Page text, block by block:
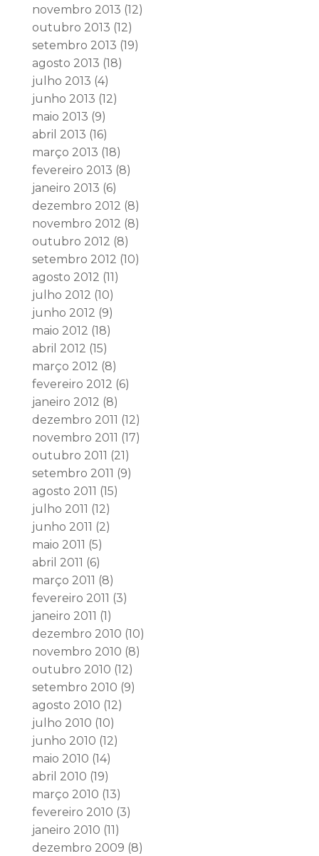
novembro 2013 (12)
outubro 2013 (12)
setembro 2013 (19)
agosto 2013 (18)
julho 2013 (4)
junho 2013 (12)
maio 2013 (9)
abril 2013 (16)
março 2013 (18)
fevereiro 2013 (8)
janeiro 2013 (6)
dezembro 2012 (8)
novembro 2012 (8)
outubro 2012 (8)
setembro 2012 (10)
agosto 2012 (11)
julho 2012 (10)
junho 2012 (9)
maio 2012 (18)
abril 2012 (15)
março 2012 (8)
fevereiro 2012 (6)
janeiro 2012 (8)
dezembro 2011 (12)
novembro 2011 (17)
outubro 2011 (21)
setembro 2011 (9)
agosto 2011 (15)
julho 2011 (12)
junho 2011 (2)
maio 2011 (5)
abril 2011 (6)
março 2011 (8)
fevereiro 2011 (3)
janeiro 2011 (1)
dezembro 2010 (10)
novembro 2010 (8)
outubro 2010 (12)
setembro 2010 (9)
agosto 2010 (12)
julho 2010 (10)
junho 2010 (12)
maio 2010 (14)
abril 2010 (19)
março 2010 (13)
fevereiro 2010 (3)
janeiro 2010 (11)
dezembro 2009 (8)